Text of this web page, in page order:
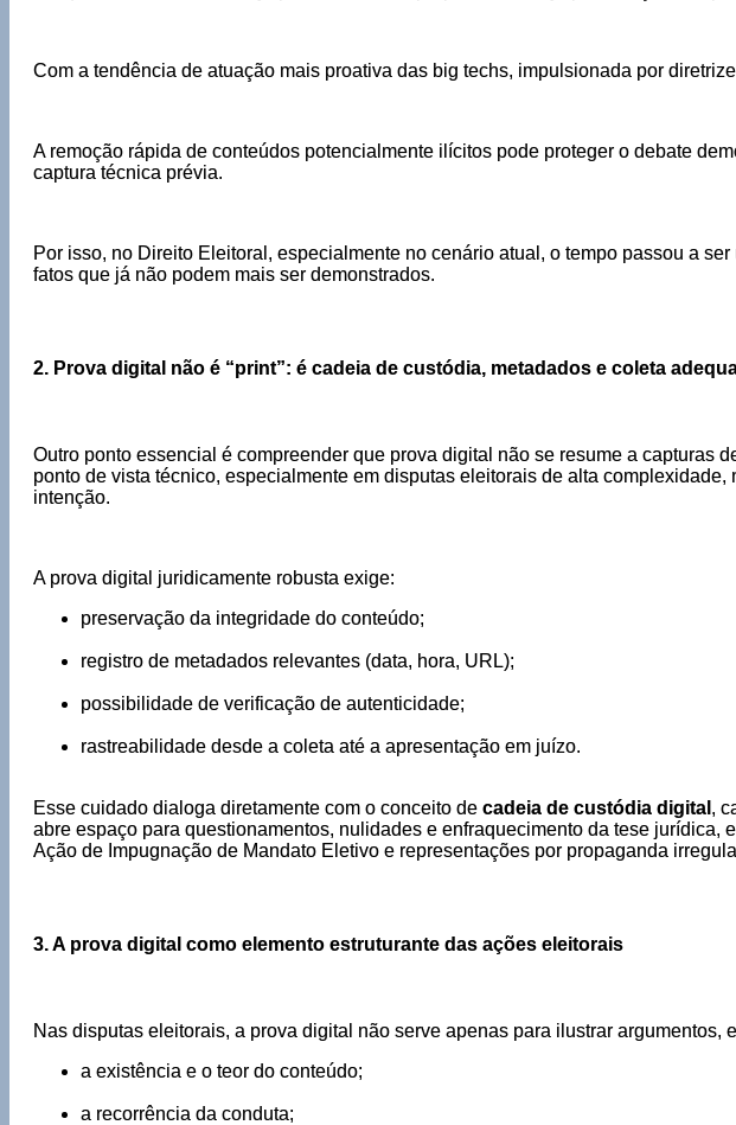
Com a tendência de atuação mais proativa das big techs, impulsionada por
A remoção rápida de conteúdos potencialmente ilícitos pode proteger o debate
captura técnica prévia.
Por isso, no Direito Eleitoral, especialmente no cenário atual, o tempo passou a
fatos que já não podem mais ser demonstrados.
2. Prova digital não é “print”: é cadeia de custódia, metadados e coleta
Outro ponto essencial é compreender que prova digital não se resume a capturas
ponto de vista técnico, especialmente em disputas eleitorais de alta
intenção.
A prova digital juridicamente robusta exige:
preservação da integridade do conteúdo;
registro de metadados relevantes (data, hora, URL);
possibilidade de verificação de autenticidade;
rastreabilidade desde a coleta até a apresentação em juízo.
Esse cuidado dialoga diretamente com o conceito de cadeia de custódia digital ,
abre espaço para questionamentos, nulidades e enfraquecimento da tese
Ação de Impugnação de Mandato Eletivo e representações por propaganda
3. A prova digital como elemento estruturante das ações eleitorais
Nas disputas eleitorais, a prova digital não serve apenas para ilustrar
a existência e o teor do conteúdo;
a recorrência da conduta;